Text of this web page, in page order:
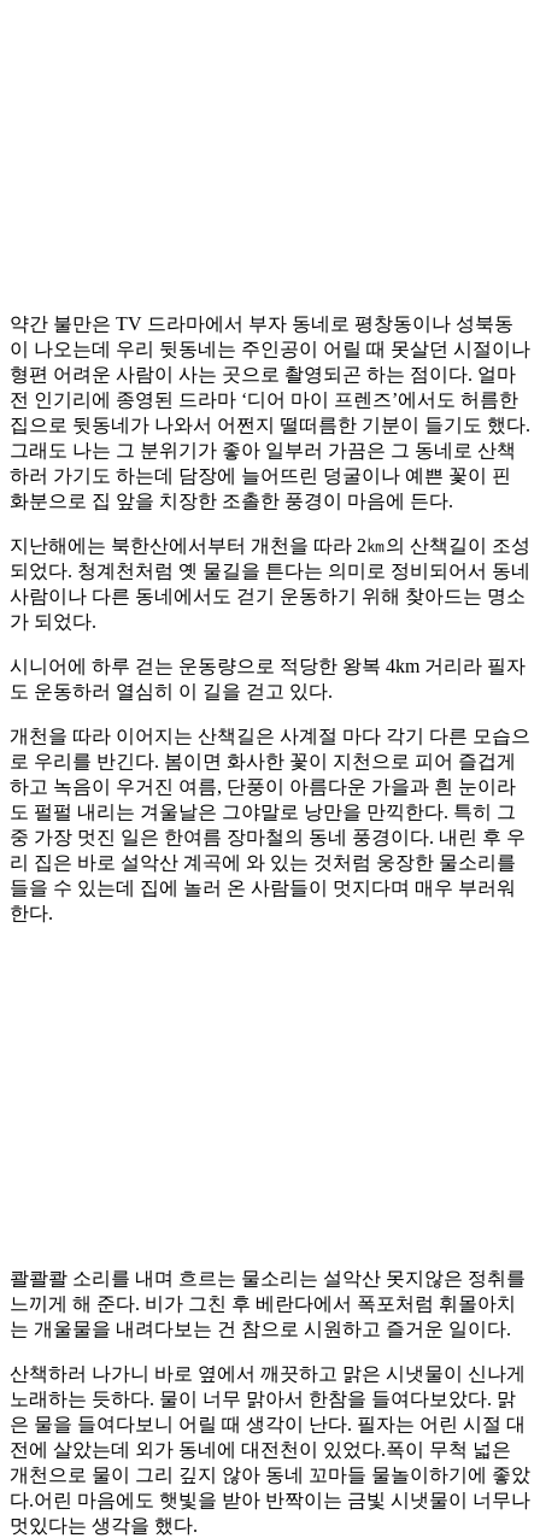
약간 불만은 TV 드라마에서 부자 동네로 평창동이나 성북동
이 나오는데 우리 뒷동네는 주인공이 어릴 때 못살던 시절이나
형편 어려운 사람이 사는 곳으로 촬영되곤 하는 점이다. 얼마
전 인기리에 종영된 드라마 ‘디어 마이 프렌즈’에서도 허름한
집으로 뒷동네가 나와서 어쩐지 떨떠름한 기분이 들기도 했다.
그래도 나는 그 분위기가 좋아 일부러 가끔은 그 동네로 산책
하러 가기도 하는데 담장에 늘어뜨린 덩굴이나 예쁜 꽃이 핀
화분으로 집 앞을 치장한 조촐한 풍경이 마음에 든다.
지난해에는 북한산에서부터 개천을 따라 2㎞의 산책길이 조성
되었다. 청계천처럼 옛 물길을 튼다는 의미로 정비되어서 동네
사람이나 다른 동네에서도 걷기 운동하기 위해 찾아드는 명소
가 되었다.
시니어에 하루 걷는 운동량으로 적당한 왕복 4km 거리라 필자
도 운동하러 열심히 이 길을 걷고 있다.
개천을 따라 이어지는 산책길은 사계절 마다 각기 다른 모습으
로 우리를 반긴다. 봄이면 화사한 꽃이 지천으로 피어 즐겁게
하고 녹음이 우거진 여름, 단풍이 아름다운 가을과 흰 눈이라
도 펄펄 내리는 겨울날은 그야말로 낭만을 만끽한다. 특히 그
중 가장 멋진 일은 한여름 장마철의 동네 풍경이다. 내린 후 우
리 집은 바로 설악산 계곡에 와 있는 것처럼 웅장한 물소리를
들을 수 있는데 집에 놀러 온 사람들이 멋지다며 매우 부러워
한다.
콸콸콸 소리를 내며 흐르는 물소리는 설악산 못지않은 정취를
느끼게 해 준다. 비가 그친 후 베란다에서 폭포처럼 휘몰아치
는 개울물을 내려다보는 건 참으로 시원하고 즐거운 일이다.
산책하러 나가니 바로 옆에서 깨끗하고 맑은 시냇물이 신나게
노래하는 듯하다. 물이 너무 맑아서 한참을 들여다보았다. 맑
은 물을 들여다보니 어릴 때 생각이 난다. 필자는 어린 시절 대
전에 살았는데 외가 동네에 대전천이 있었다.폭이 무척 넓은
개천으로 물이 그리 깊지 않아 동네 꼬마들 물놀이하기에 좋았
다.어린 마음에도 햇빛을 받아 반짝이는 금빛 시냇물이 너무나
멋있다는 생각을 했다.